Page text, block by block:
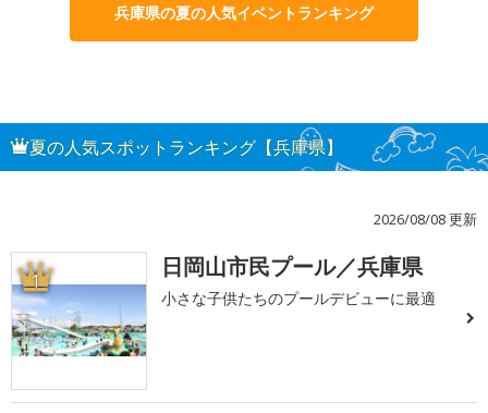
兵庫県の夏の人気イベントランキング
夏の人気スポットランキング【兵庫県】
2026/08/08 更新
1 日岡山市民プール／兵庫県
小さな子供たちのプールデビューに最適